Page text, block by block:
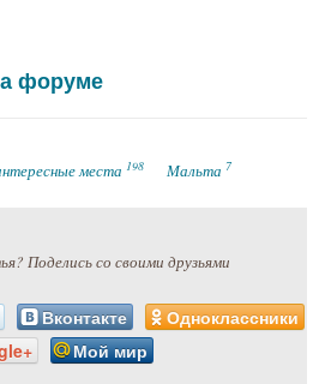
форуме
места 198 Мальта 7
Поделись со своими друзьями
Вконтакте
Одноклассники
Мой мир